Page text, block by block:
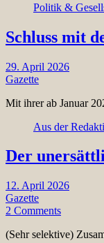
Politik &
Schluss mit
29. April 2026
Gazette
Mit ihrer ab Januar
Aus der
Der
12. April 2026
Gazette
2 Comments
(Sehr selektive)